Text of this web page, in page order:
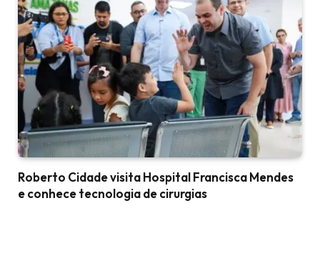
Roberto Cidade visita Hospital Francisca Mendes
e conhece tecnologia de cirurgias